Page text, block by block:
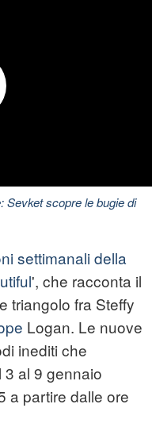
Sevket scopre le bugie di
settimanali della
', che racconta il
triangolo fra Steffy
Logan. Le nuove
inediti che
al 9 gennaio
a partire dalle ore